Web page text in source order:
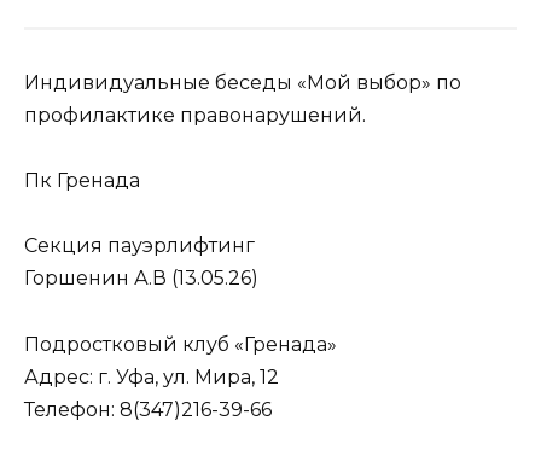
Индивидуальные беседы «Мой выбор» по
профилактике правонарушений.
Пк Гренада
Секция пауэрлифтинг
Горшенин А.В (13.05.26)
Подростковый клуб «Гренада»
Адрес: г. Уфа, ул. Мира, 12
Телефон: 8(347)216-39-66